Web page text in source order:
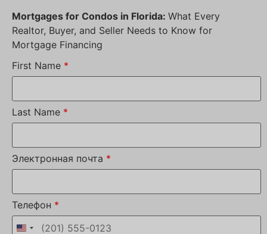
Mortgages for Condos in Florida: What Every
Realtor, Buyer, and Seller Needs to Know for
Mortgage Financing
First Name *
Last Name *
Электронная почта *
Телефон *